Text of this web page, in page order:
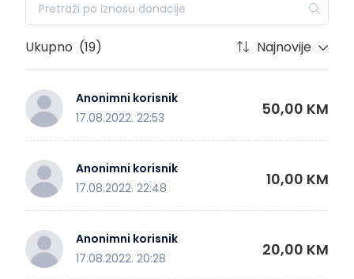
Ukupno (19) Najnovije
Anonimni korisnik
17.08.2022. 22:53
50,00 KM
Anonimni korisnik
17.08.2022. 22:48
10,00 KM
Anonimni korisnik
17.08.2022. 20:28
20,00 KM